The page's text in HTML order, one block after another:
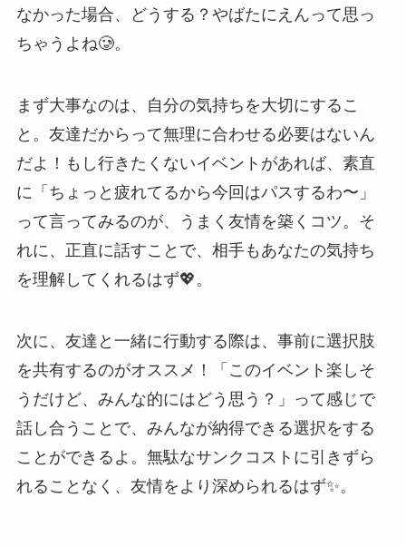
なかった場合、どうする？やばたにえんって思っ
ちゃうよね🥲。
まず大事なのは、自分の気持ちを大切にするこ
と。友達だからって無理に合わせる必要はないん
だよ！もし行きたくないイベントがあれば、素直
に「ちょっと疲れてるから今回はパスするわ〜」
って言ってみるのが、うまく友情を築くコツ。そ
れに、正直に話すことで、相手もあなたの気持ち
を理解してくれるはず💖。
次に、友達と一緒に行動する際は、事前に選択肢
を共有するのがオススメ！「このイベント楽しそ
うだけど、みんな的にはどう思う？」って感じで
話し合うことで、みんなが納得できる選択をする
ことができるよ。無駄なサンクコストに引きずら
れることなく、友情をより深められるはず✨。